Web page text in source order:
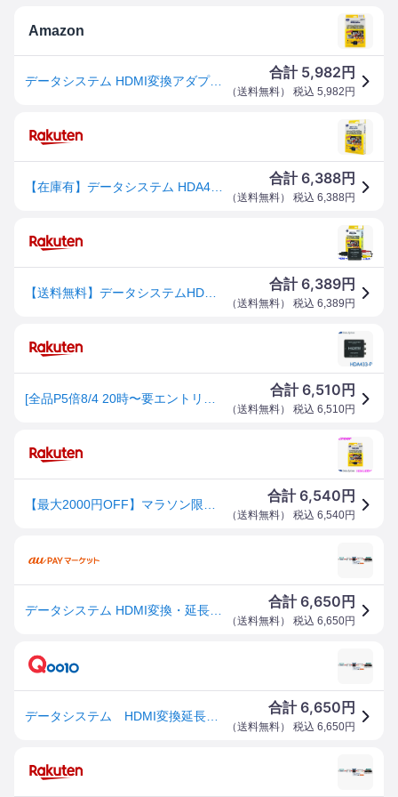
Amazon
データシステム HDMI変換アダプター ケーブルレスタイプ HDA433-D Datasystem
合計 5,982 円
（送料無料） 税込 5,982 円
合計6,388円
（送料無料） 税込 6,388 円
合計6,389円
（送料無料） 税込 6,389 円
合計6,510 円
（送料無料） 税込 6,510円
合計6,540 円
（送料無料） 税込 6,540円
合計6,650 円
（送料無料） 税込 6,650円
合計6,650 円
（送料無料） 税込 6,650円